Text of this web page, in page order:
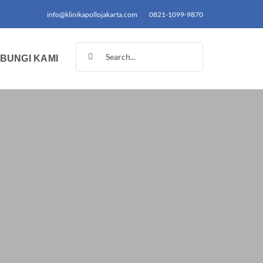
info@klinikapollojakarta.com 0821-1099-9870
KAMI